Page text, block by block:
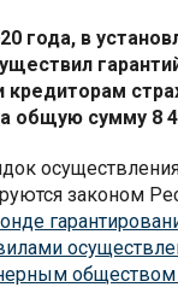
года, в
кредиторам
общую сумму 8
законом